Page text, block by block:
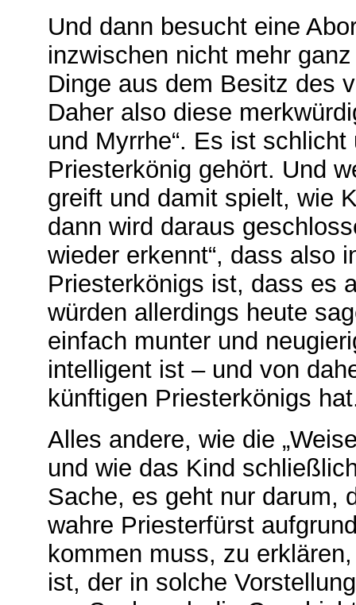
Und dann besucht eine
inzwischen nicht mehr
Dinge aus dem Besitz des
Daher also diese
und Myrrhe“. Es ist
Priesterkönig gehört. Und
greift und damit spielt, wie
dann wird daraus
wieder erkennt“, dass also
Priesterkönigs ist, dass es
würden allerdings heute
einfach munter und
intelligent ist – und von
künftigen Priesterkönigs
Alles andere, wie die
und wie das Kind
Sache, es geht nur darum,
wahre Priesterfürst
kommen muss, zu
ist, der in solche